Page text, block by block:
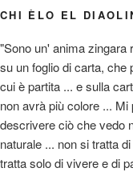
CHI ÈLO EL
"Sono un' anima zingara
su un foglio di carta, che
cui è partita ... e sulla
non avrà più colore ...
descrivere ciò che vedo
naturale ... non si tratta
tratta solo di vivere e di